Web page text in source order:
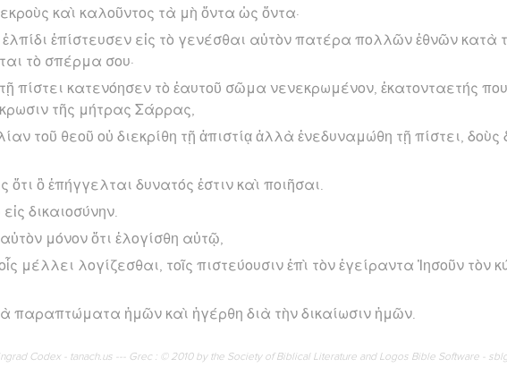
καὶ καλοῦντος τὰ μὴ ὄντα ὡς ὄντα·
ἐλπίδι ἐπίστευσεν εἰς τὸ γενέσθαι αὐτὸν πατέρα πολλῶν ἐθνῶν κατὰ
τὸ σπέρμα σου·
πίστει κατενόησεν τὸ ἑαυτοῦ σῶμα νενεκρωμένον, ἑκατονταετής που
τῆς μήτρας Σάρρας,
τοῦ θεοῦ οὐ διεκρίθη τῇ ἀπιστίᾳ ἀλλὰ ἐνεδυναμώθη τῇ πίστει, δοὺς
ὅτι ὃ ἐπήγγελται δυνατός ἐστιν καὶ ποιῆσαι.
δικαιοσύνην.
μόνον ὅτι ἐλογίσθη αὐτῷ,
μέλλει λογίζεσθαι, τοῖς πιστεύουσιν ἐπὶ τὸν ἐγείραντα Ἰησοῦν τὸν
παραπτώματα ἡμῶν καὶ ἠγέρθη διὰ τὴν δικαίωσιν ἡμῶν.
Codex - tanach.us --- Grec : © 2010 by the Society of Biblical Literature and Logos Bible Software -